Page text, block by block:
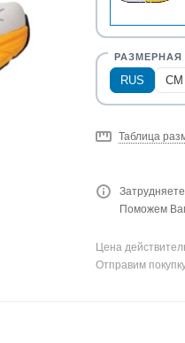
RUS CM
Таблица
Поможем
Цена
Отправим